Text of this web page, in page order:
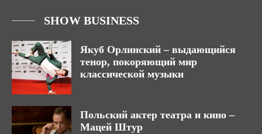
SHOW BUSINESS
Якуб Орлинский – выдающийся
тенор, покоряющий мир
классической музыки
Польский актер театра и кино –
Мацей Штур